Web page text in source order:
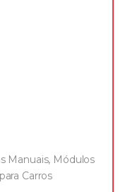
Manuais, Módulos
Carros